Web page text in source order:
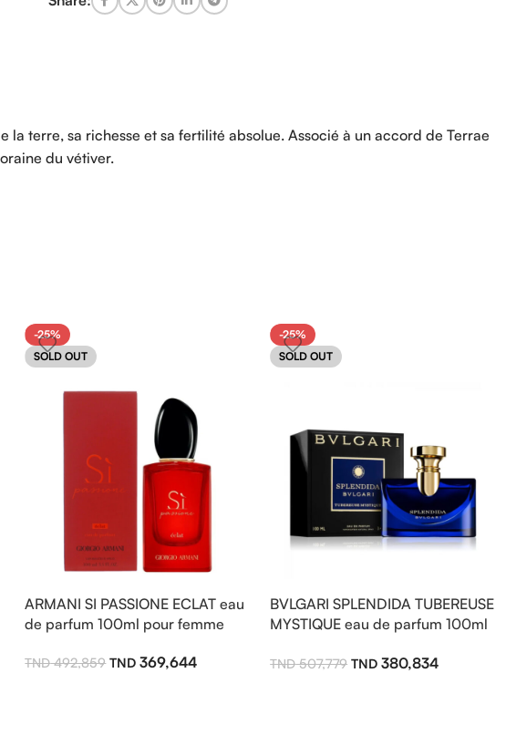
terre, sa richesse et sa fertilité absolue. Associé à un accord de Terrae
du vétiver.
-25%
SOLD OUT
ARMANI SI PASSIONE ECLAT eau
de parfum 100ml pour femme
492,859 369,644
-25%
SOLD OUT
BVLGARI SPLENDIDA TUBEREUSE
MYSTIQUE eau de parfum 100ml
507,779 380,834